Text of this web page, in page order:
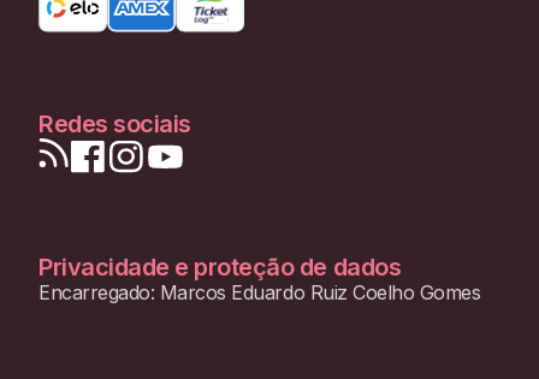
Redes sociais
Privacidade e proteção de dados
Encarregado: Marcos Eduardo Ruiz Coelho Gomes